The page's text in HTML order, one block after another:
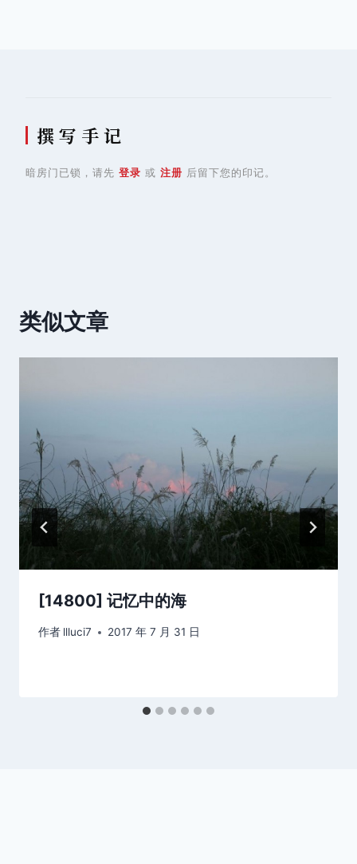
撰 写 手 记
暗房门已锁，请先 登录 或 注册 后留下您的印记。
类似文章
[14800] 记忆中的海
作者 llluci7 2017 年 7 月 31 日